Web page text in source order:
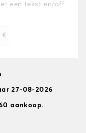
een tekst en/off
€
27-08-2026
aankoop.